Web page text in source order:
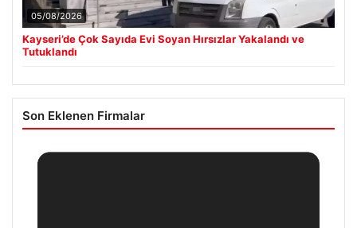
05/08/2026
Kayseri’de Çok Sayıda Evi Soyan Hırsızlar Yakalandı ve
Tutuklandı
Son Eklenen Firmalar